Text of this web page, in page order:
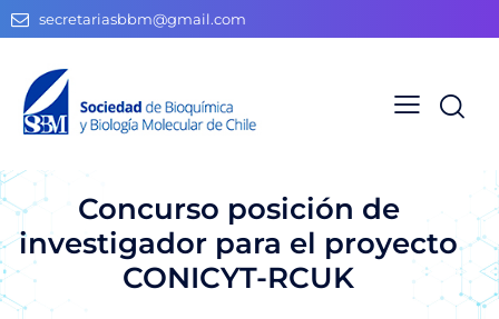
secretariasbbm@gmail.com
Concurso posición de
investigador para el proyecto
CONICYT-RCUK